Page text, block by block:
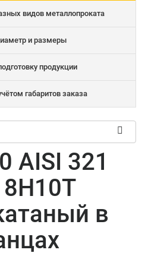
видов металлопроката
и размеры
продукции
габаритов заказа
AISI 321
в